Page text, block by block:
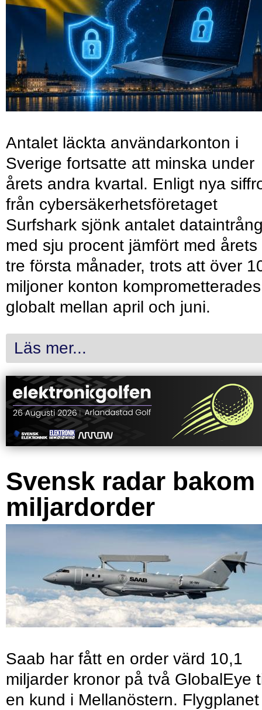
Antalet läckta användarkonton i
Sverige fortsatte att minska under
årets andra kvartal. Enligt nya
från cybersäkerhetsföretaget
Surfshark sjönk antalet
med sju procent jämfört med årets
tre första månader, trots att över
miljoner konton komprometterades
globalt mellan april och juni.
Läs mer...
Svensk radar bakom
miljardorder
Saab har fått en order värd 10,1
miljarder kronor på två GlobalEye
en kund i Mellanöstern.